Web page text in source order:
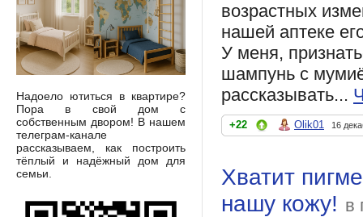
возрастных
нашей аптеке
У меня,
шампунь с
рассказывать...
+22 Olik01 16
Хватит
нашу кожу! в
Надоело ютиться в квартире?
Пора в свой дом с
собственным двором! В нашем
телеграм-канале
рассказываем, как построить
тёплый и надёжный дом для
семьи.